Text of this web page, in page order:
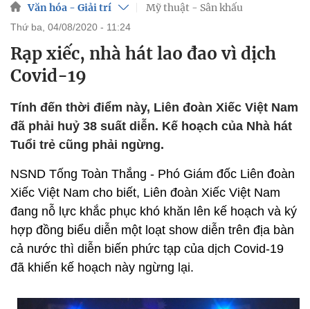
Văn hóa - Giải trí Mỹ thuật - Sân khấu
thứ ba, 04/08/2020 - 11:24
Rạp xiếc, nhà hát lao đao vì dịch
Covid-19
Tính đến thời điểm này, Liên đoàn Xiếc Việt Nam
đã phải huỷ 38 suất diễn. Kế hoạch của Nhà hát
Tuổi trẻ cũng phải ngừng.
NSND Tống Toàn Thắng - Phó Giám đốc Liên đoàn
Xiếc Việt Nam cho biết, Liên đoàn Xiếc Việt Nam
đang nỗ lực khắc phục khó khăn lên kế hoạch và ký
hợp đồng biểu diễn một loạt show diễn trên địa bàn
cả nước thì diễn biến phức tạp của dịch Covid-19
đã khiến kế hoạch này ngừng lại.